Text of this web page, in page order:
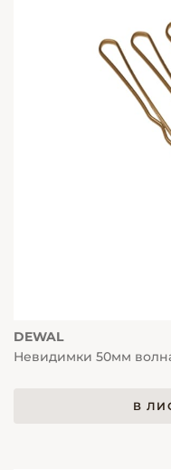
DEWAL
Невидимки 50мм
В